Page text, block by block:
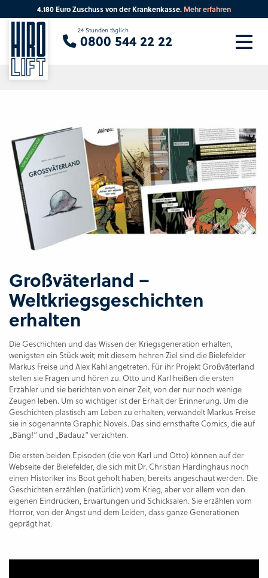
Großväterland –
Weltkriegsgeschichten
erhalten
Die Geschichten und das Wissen der Kriegsgeneration erhalten,
wenigsten ein Stück weit; mit diesem hehren Ziel sind die Bielefelder
Markus Freise und Alex Kahl angetreten. Für ihr Projekt Großväterland
stellen sie Fragen und hören zu. Otto und Karl heißen die ersten
Erzähler und sie berichten von einer Zeit, von der nur noch wenige
Zeugen leben. Um so wichtiger ist der Erhalt der Erinnerung. Um die
Geschichten plastisch am Leben zu erhalten, verwandelt Markus Freise
sie in sogenannte Graphic Novels. Das sind ernsthafte Comics, die auf
„Bäng!“ und „Badauz“ verzichten.
Die ersten beiden Episoden (die von Karl und Otto) können auf der
Webseite der Bielefelder, die sich mit Dr. Christian Hardinghaus noch
einen Historiker ins Boot geholt haben, bereits angeschaut werden. Die
Geschichten erzählen (natürlich) vom Krieg, aber vor allem von den
eigenen Eindrücken, Erwartungen und Schicksalen. Sie erzählen vom
Horror, von der Angst und dem Leiden, dass ganze Generationen
geprägt hat.
4.180 Euro Zuschuss von der Krankenkasse. Mehr erfahren
24 Stunden täglich
0800 544 22 22
Sie suchen eine Beratung vor Ort?
Ihre PLZ Beratung